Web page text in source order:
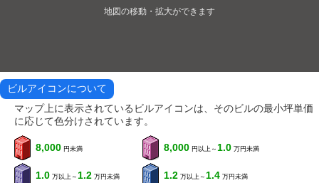
地図の移動・拡大ができます
ビルアイコンについて
マップ上に表示されているビルアイコンは、そのビルの最小坪単価
に応じて色分けされています。
8,000 円未満 8,000 円以上～ 1.0 万円未満
1.0 万以上～ 1.2 万円未満 1.2 万以上～ 1.4 万円未満